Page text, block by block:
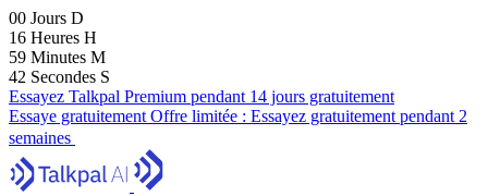
00 Jours D
16 Heures H
59 Minutes M
41 Secondes S
Essayez Talkpal Premium pendant 14 jours gratuitement
Essaye gratuitement Offre limitée : Essayez gratuitement pendant 2
semaines